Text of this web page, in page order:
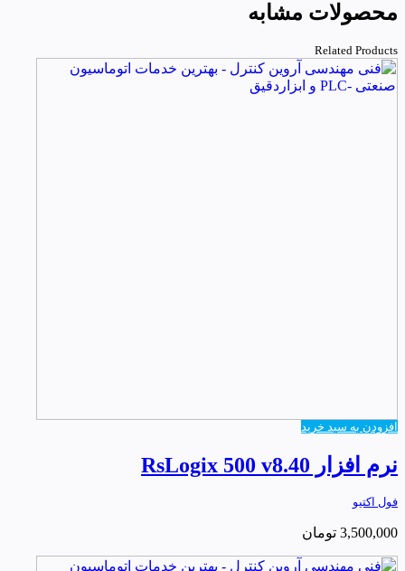
محصولات مشابه
Related Products
افزودن به سبد خرید
نرم افزار RsLogix 500 v8.40
فول اکتیو
3,500,000 تومان